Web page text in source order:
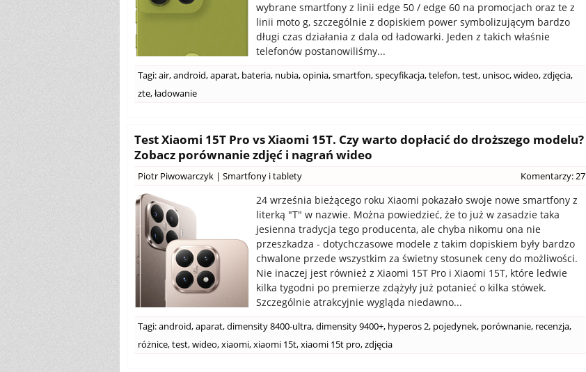
wybrane smartfony z linii edge 50 / edge 60 na promocjach oraz te z
linii moto g, szczególnie z dopiskiem power symbolizującym bardzo
długi czas działania z dala od ładowarki. Jeden z takich właśnie
telefonów postanowiliśmy...
Tagi:air,android,aparat, bateria, nubia,opinia,smartfon,specyfikacja,telefon,test, unisoc,wideo,zdjęcia,
zte,ładowanie
Test Xiaomi 15T Pro vs Xiaomi 15T. Czy warto dopłacić do droższego modelu?
Zobacz porównanie zdjęć i nagrań wideo
Piotr Piwowarczyk | Smartfony i tablety Komentarzy: 27
24 września bieżącego roku Xiaomi pokazało swoje nowe smartfony z
literką "T" w nazwie. Można powiedzieć, że to już w zasadzie taka
jesienna tradycja tego producenta, ale chyba nikomu ona nie
przeszkadza - dotychczasowe modele z takim dopiskiem były bardzo
chwalone przede wszystkim za świetny stosunek ceny do możliwości.
Nie inaczej jest również z Xiaomi 15T Pro i Xiaomi 15T, które ledwie
kilka tygodni po premierze zdążyły już potanieć o kilka stówek.
Szczególnie atrakcyjnie wygląda niedawno...
Tagi:android,aparat,dimensity 8400-ultra,dimensity 9400+, hyperos 2, pojedynek, porównanie, recenzja,
różnice,test,wideo,xiaomi,xiaomi 15t,xiaomi 15t pro,zdjęcia